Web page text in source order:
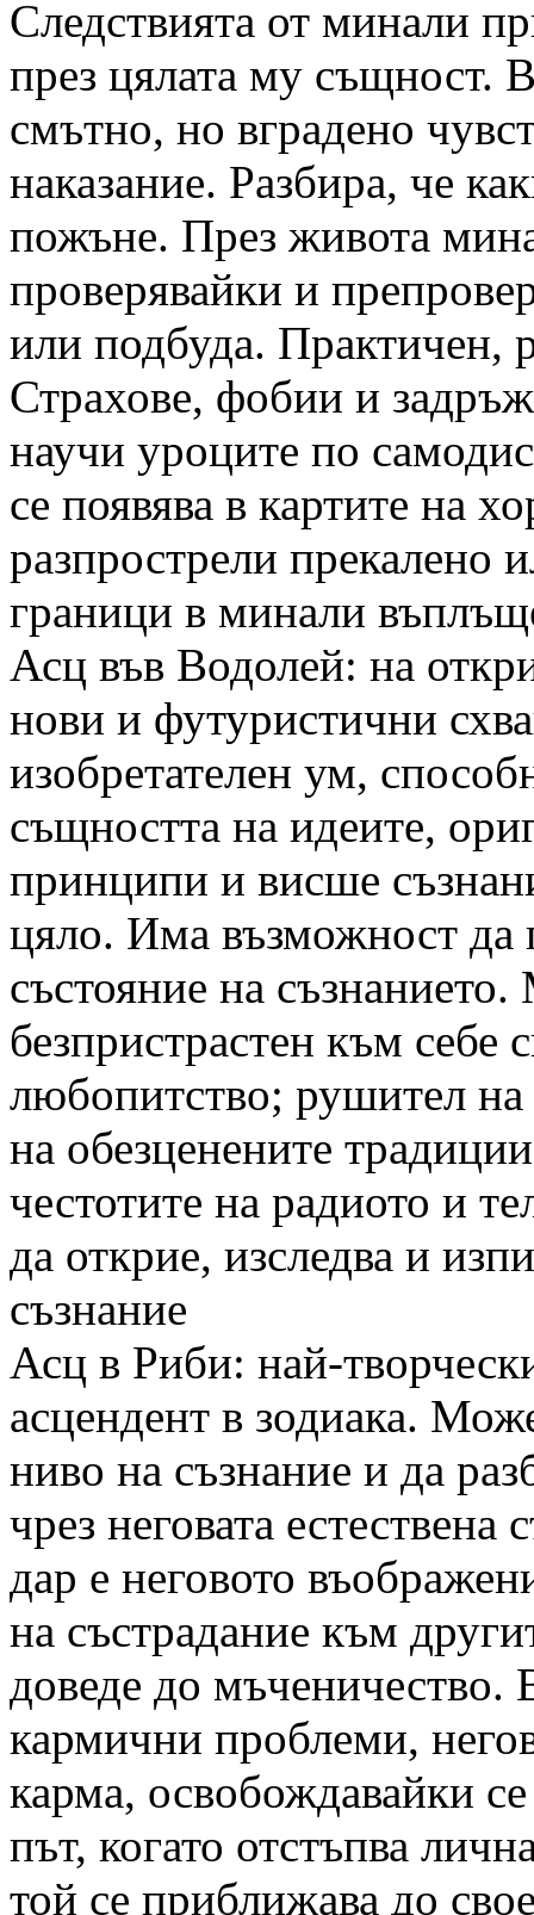
Следствията от минали
през цялата му същност.
смътно, но вградено
наказание. Разбира, че
пожъне. През живота
проверявайки и
или подбуда. Практичен,
Страхове, фобии и
научи уроците по
се появява в картите на
разпрострели прекалено
граници в минали
Асц във Водолей: на
нови и футуристични
изобретателен ум,
същността на идеите,
принципи и висше
цяло. Има възможност да
състояние на
безпристрастен към себе
любопитство; рушител
на обезценените
честотите на радиото и
да открие, изследва и
съзнание
Асц в Риби: най-
асцендент в зодиака.
ниво на съзнание и да
чрез неговата
дар е неговото
на състрадание към
доведе до мъченичество.
кармични проблеми,
карма, освобождавайки
път, когато отстъпва
той се приближава до